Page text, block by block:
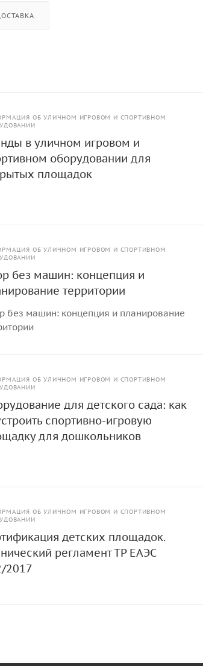
ОБ УЛИЧНОМ ИГРОВОМ И СПОРТИВНОМ
в уличном игровом и
оборудовании для
площадок
ОБ УЛИЧНОМ ИГРОВОМ И СПОРТИВНОМ
без машин: концепция и
территории
без машин: концепция и планирование
ОБ УЛИЧНОМ ИГРОВОМ И СПОРТИВНОМ
для детского сада: как
спортивно-игровую
для дошкольников
ОБ УЛИЧНОМ ИГРОВОМ И СПОРТИВНОМ
детских площадок.
регламент ТР ЕАЭС
2017